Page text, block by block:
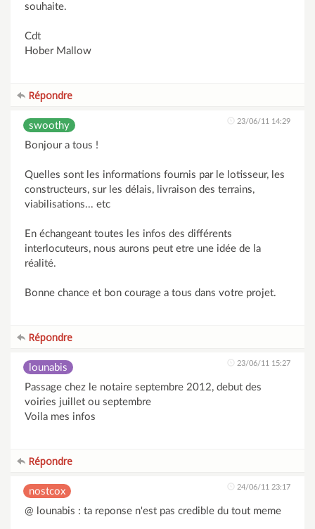
souhaite.
Cdt
Hober Mallow
Répondre
swoothy 23/06/11 14:29
Bonjour a tous !
Quelles sont les informations fournis par le lotisseur, les
constructeurs, sur les délais, livraison des terrains,
viabilisations... etc
En échangeant toutes les infos des différents
interlocuteurs, nous aurons peut etre une idée de la
réalité.
Bonne chance et bon courage a tous dans votre projet.
Répondre
lounabis 23/06/11 15:27
Passage chez le notaire septembre 2012, debut des
voiries juillet ou septembre
Voila mes infos
Répondre
nostcox 24/06/11 23:17
@ lounabis : ta reponse n'est pas credible du tout meme